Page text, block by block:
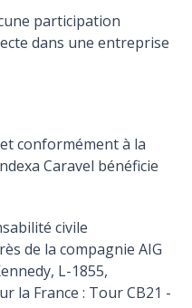
participation
dans une entreprise
conformément à la
Caravel bénéficie
civile
de la compagnie AIG
L-1855,
la France : Tour CB21 -